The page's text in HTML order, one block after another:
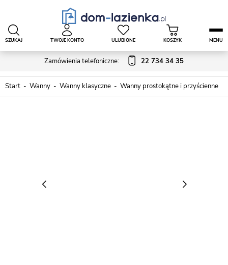
Zamówienia telefoniczne: 22 734 34 35
SZUKAJ TWOJE KONTO ULUBIONE KOSZYK MENU
Start Wanny Wanny klasyczne Wanny prostokątne i przyścienne